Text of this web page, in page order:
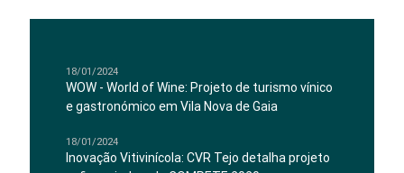
18/01/2024
WOW - World of Wine: Projeto de turismo vínico
e gastronómico em Vila Nova de Gaia
18/01/2024
Inovação Vitivinícola: CVR Tejo detalha projeto